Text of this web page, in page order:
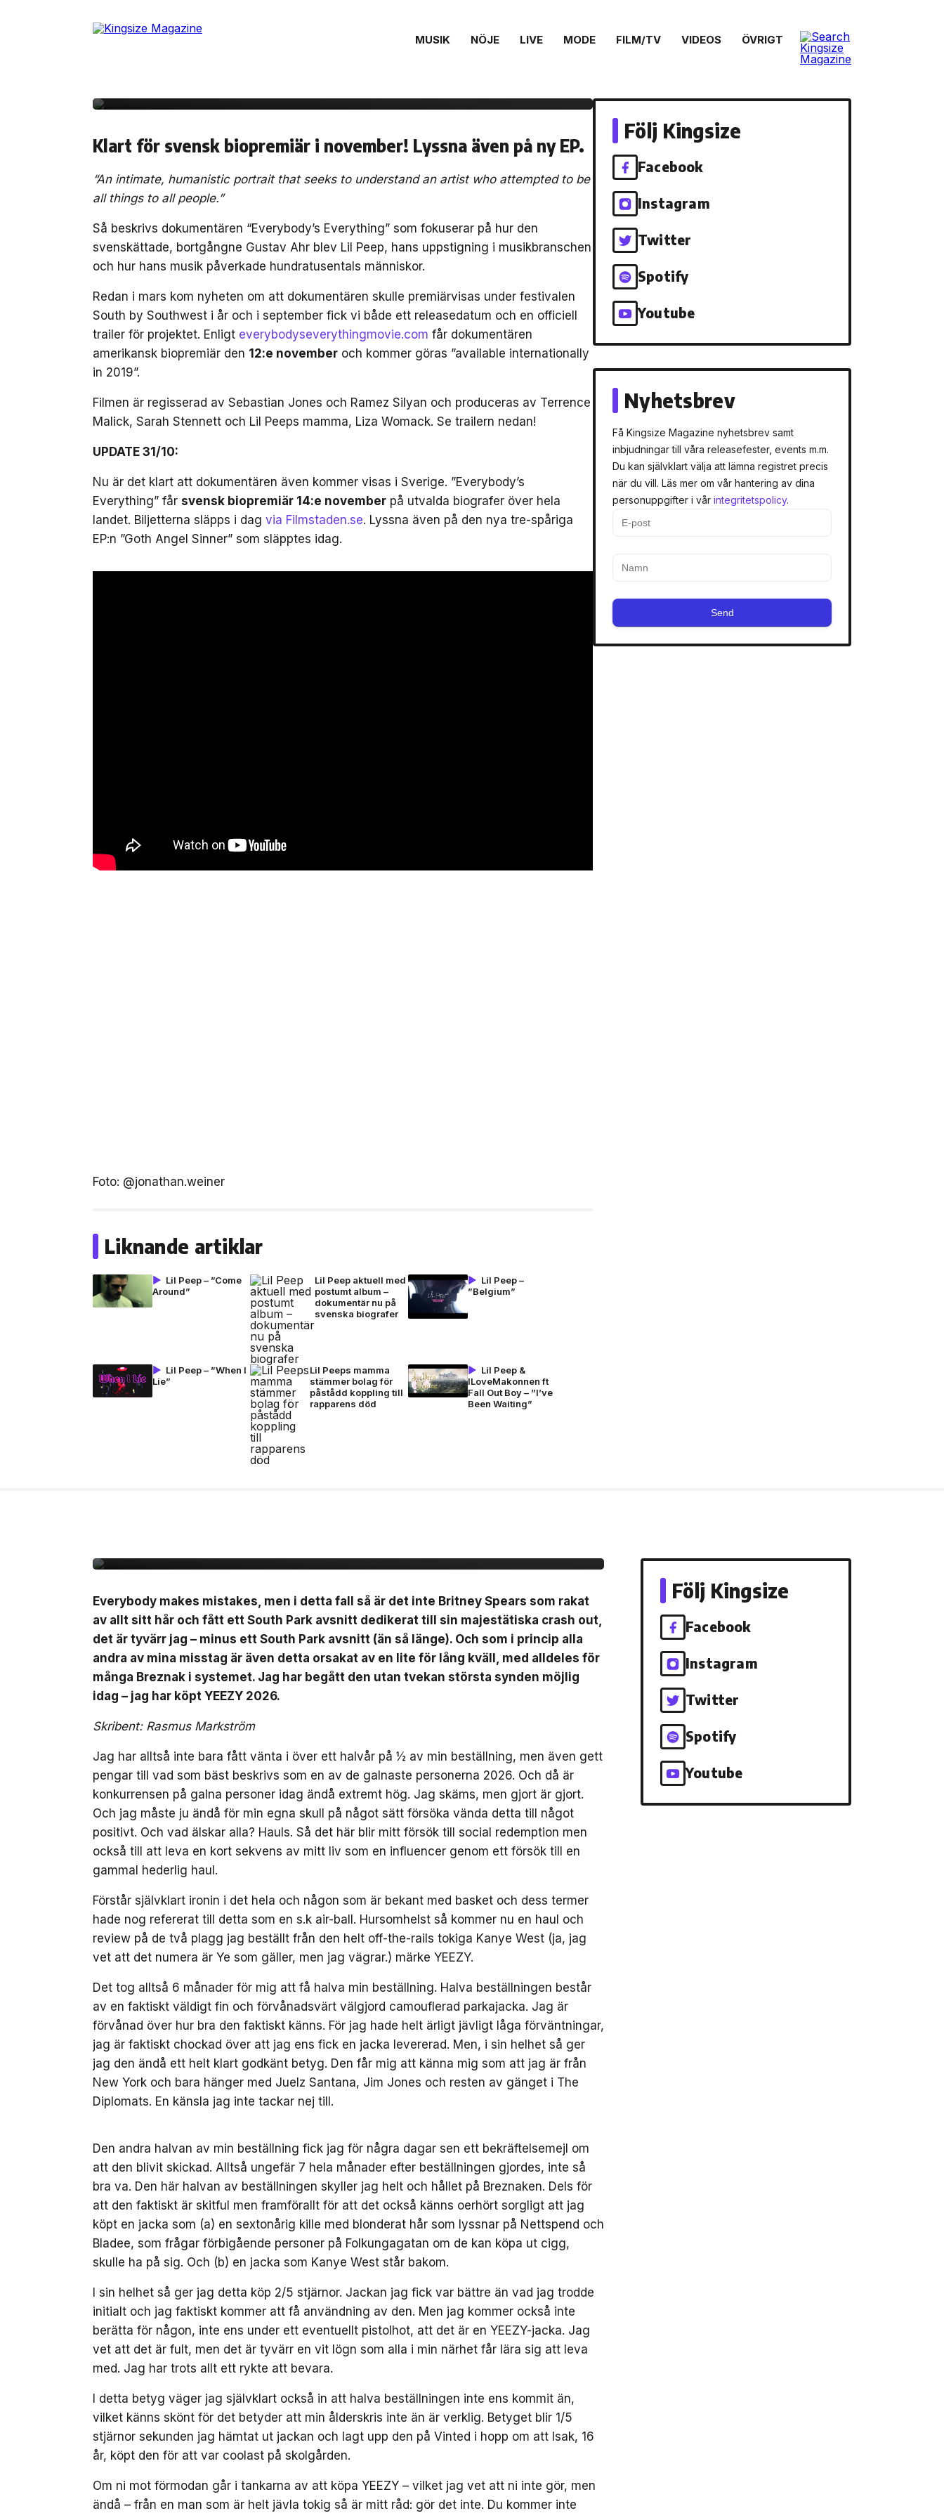
MUSIK NÖJE LIVE MODE FILM/TV VIDEOS ÖVRIGT
FILM/TV 31 oktober, 2019
Klart för svensk biopremiär i november! Lyssna även på ny EP.
“An intimate, humanistic portrait that seeks to understand an artist who attempted to be
all things to all people.”
Så beskrivs dokumentären “Everybody’s Everything” som fokuserar på hur den
svenskättade, bortgångne Gustav Ahr blev Lil Peep, hans uppstigning i musikbranschen
och hur hans musik påverkade hundratusentals människor.
Redan i mars kom nyheten om att dokumentären skulle premiärvisas under festivalen
South by Southwest i år och i september fick vi både ett releasedatum och en officiell
trailer för projektet. Enligt everybodyseverythingmovie.com får dokumentären
amerikansk biopremiär den 12:e november och kommer göras ”available internationally
in 2019”.
Filmen är regisserad av Sebastian Jones och Ramez Silyan och produceras av Terrence
Malick, Sarah Stennett och Lil Peeps mamma, Liza Womack. Se trailern nedan!
UPDATE 31/10:
Nu är det klart att dokumentären även kommer visas i Sverige. ”Everybody’s
Everything” får svensk biopremiär 14:e november på utvalda biografer över hela
landet. Biljetterna släpps i dag via Filmstaden.se. Lyssna även på den nya tre-spåriga
EP:n ”Goth Angel Sinner” som släpptes idag.
Foto: @jonathan.weiner
Liknande artiklar
Lil Peep – ”Come
Around”
Lil Peep aktuell med
postumt album –
dokumentär nu på
svenska biografer
Lil Peep –
”Belgium”
Lil Peep – ”When I
Lie”
Lil Peeps mamma
stämmer bolag för
påstådd koppling till
rapparens död
Lil Peep &
ILoveMakonnen ft
Fall Out Boy – ”I’ve
Been Waiting”
Följ Kingsize
Facebook
Instagram
Twitter
Spotify
Youtube
Nyhetsbrev
Få Kingsize Magazine nyhetsbrev samt
inbjudningar till våra releasefester, events m.m.
Du kan självklart välja att lämna registret precis
när du vill. Läs mer om vår hantering av dina
personuppgifter i vår integritetspolicy.
Send
Everybody makes mistakes, men i detta fall så är det inte Britney Spears som rakat
av allt sitt hår och fått ett South Park avsnitt dedikerat till sin majestätiska crash out,
det är tyvärr jag – minus ett South Park avsnitt (än så länge). Och som i princip alla
andra av mina misstag är även detta orsakat av en lite för lång kväll, med alldeles för
många Breznak i systemet. Jag har begått den utan tvekan största synden möjlig
idag – jag har köpt YEEZY 2026.
Skribent: Rasmus Markström
Jag har alltså inte bara fått vänta i över ett halvår på ½ av min beställning, men även gett
pengar till vad som bäst beskrivs som en av de galnaste personerna 2026. Och då är
konkurrensen på galna personer idag ändå extremt hög. Jag skäms, men gjort är gjort.
Och jag måste ju ändå för min egna skull på något sätt försöka vända detta till något
positivt. Och vad älskar alla? Hauls. Så det här blir mitt försök till social redemption men
också till att leva en kort sekvens av mitt liv som en influencer genom ett försök till en
gammal hederlig haul.
Förstår självklart ironin i det hela och någon som är bekant med basket och dess termer
hade nog refererat till detta som en s.k air-ball. Hursomhelst så kommer nu en haul och
review på de två plagg jag beställt från den helt off-the-rails tokiga Kanye West (ja, jag
vet att det numera är Ye som gäller, men jag vägrar.) märke YEEZY.
Det tog alltså 6 månader för mig att få halva min beställning. Halva beställningen består
av en faktiskt väldigt fin och förvånadsvärt välgjord camouflerad parkajacka. Jag är
förvånad över hur bra den faktiskt känns. För jag hade helt ärligt jävligt låga förväntningar,
jag är faktiskt chockad över att jag ens fick en jacka levererad. Men, i sin helhet så ger
jag den ändå ett helt klart godkänt betyg. Den får mig att känna mig som att jag är från
New York och bara hänger med Juelz Santana, Jim Jones och resten av gänget i The
Diplomats. En känsla jag inte tackar nej till.
Den andra halvan av min beställning fick jag för några dagar sen ett bekräftelsemejl om
att den blivit skickad. Alltså ungefär 7 hela månader efter beställningen gjordes, inte så
bra va. Den här halvan av beställningen skyller jag helt och hållet på Breznaken. Dels för
att den faktiskt är skitful men framförallt för att det också känns oerhört sorgligt att jag
köpt en jacka som (a) en sextonårig kille med blonderat hår som lyssnar på Nettspend och
Bladee, som frågar förbigående personer på Folkungagatan om de kan köpa ut cigg,
skulle ha på sig. Och (b) en jacka som Kanye West står bakom.
I sin helhet så ger jag detta köp 2/5 stjärnor. Jackan jag fick var bättre än vad jag trodde
initialt och jag faktiskt kommer att få användning av den. Men jag kommer också inte
berätta för någon, inte ens under ett eventuellt pistolhot, att det är en YEEZY-jacka. Jag
vet att det är fult, men det är tyvärr en vit lögn som alla i min närhet får lära sig att leva
med. Jag har trots allt ett rykte att bevara.
I detta betyg väger jag självklart också in att halva beställningen inte ens kommit än,
vilket känns skönt för det betyder att min ålderskris inte än är verklig. Betyget blir 1/5
stjärnor sekunden jag hämtat ut jackan och lagt upp den på Vinted i hopp om att Isak, 16
år, köpt den för att var coolast på skolgården.
Om ni mot förmodan går i tankarna av att köpa YEEZY – vilket jag vet att ni inte gör, men
ändå – från en man som är helt jävla tokig så är mitt råd: gör det inte. Du kommer inte
Följ Kingsize
Facebook
Instagram
Twitter
Spotify
Youtube